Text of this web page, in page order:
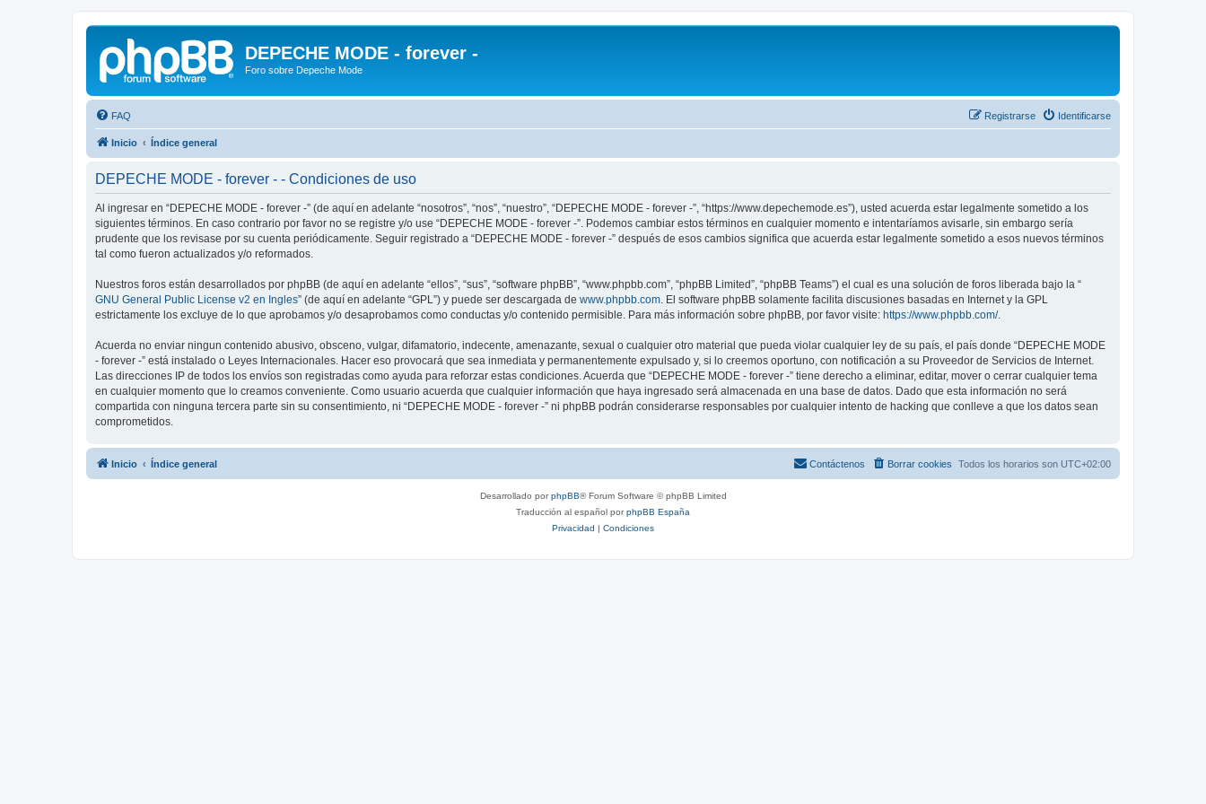
DEPECHE MODE - forever -
Foro sobre Depeche Mode
FAQ Identificarse
Registrarse
Inicio Índice general
DEPECHE MODE - forever - - Condiciones de uso
Al ingresar en “DEPECHE MODE - forever -” (de aquí en adelante “nosotros”, “nos”, “nuestro”, “DEPECHE MODE - forever -”, “https://www.depechemode.es”), usted acuerda estar legalmente sometido a los
siguientes términos. En caso contrario por favor no se registre y/o use “DEPECHE MODE - forever -”. Podemos cambiar estos términos en cualquier momento e intentaríamos avisarle, sin embargo sería
prudente que los revisase por su cuenta periódicamente. Seguir registrado a “DEPECHE MODE - forever -” después de esos cambios significa que acuerda estar legalmente sometido a esos nuevos términos
tal como fueron actualizados y/o reformados.
Nuestros foros están desarrollados por phpBB (de aquí en adelante “ellos”, “sus”, “software phpBB”, “www.phpbb.com”, “phpBB Limited”, “phpBB Teams”) el cual es una solución de foros liberada bajo la “
GNU General Public License v2 en Ingles” (de aquí en adelante “GPL”) y puede ser descargada de www.phpbb.com . El software phpBB solamente facilita discusiones basadas en Internet y la GPL
estrictamente los excluye de lo que aprobamos y/o desaprobamos como conductas y/o contenido permisible. Para más información sobre phpBB, por favor visite: https://www.phpbb.com/.
Acuerda no enviar ningun contenido abusivo, obsceno, vulgar, difamatorio, indecente, amenazante, sexual o cualquier otro material que pueda violar cualquier ley de su país, el país donde “DEPECHE MODE
- forever -” está instalado o Leyes Internacionales. Hacer eso provocará que sea inmediata y permanentemente expulsado y, si lo creemos oportuno, con notificación a su Proveedor de Servicios de Internet.
Las direcciones IP de todos los envíos son registradas como ayuda para reforzar estas condiciones. Acuerda que “DEPECHE MODE - forever -” tiene derecho a eliminar, editar, mover o cerrar cualquier tema
en cualquier momento que lo creamos conveniente. Como usuario acuerda que cualquier información que haya ingresado será almacenada en una base de datos. Dado que esta información no será
compartida con ninguna tercera parte sin su consentimiento, ni “DEPECHE MODE - forever -” ni phpBB podrán considerarse responsables por cualquier intento de hacking que conlleve a que los datos sean
comprometidos.
Inicio Índice general Todos los horarios son UTC+02:00
Borrar cookies
Contáctenos
Desarrollado porphpBB® Forum Software © phpBB Limited
Traducción al español porphpBB España
Privacidad | Condiciones